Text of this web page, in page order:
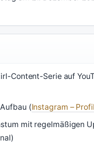
Content-Serie auf
(Instagram –
mit regelmäßigen